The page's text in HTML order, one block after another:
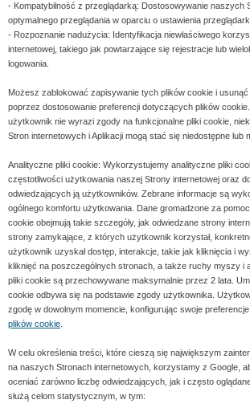
- Kompatybilność z przeglądarką: Dostosowywanie naszych
optymalnego przeglądania w oparciu o ustawienia
- Rozpoznanie nadużycia: Identyfikacja niewłaściwego
internetowej, takiego jak powtarzające się rejestracje lub
logowania.
Możesz zablokować zapisywanie tych plików cookie i usunąć
poprzez dostosowanie preferencji dotyczących plików
użytkownik nie wyrazi zgody na funkcjonalne pliki cookie,
Stron internetowych i Aplikacji mogą stać się niedostępne lub
Analityczne pliki cookie: Wykorzystujemy analityczne pliki
częstotliwości użytkowania naszej Strony internetowej oraz
odwiedzających ją użytkowników. Zebrane informacje są
ogólnego komfortu użytkowania. Dane gromadzone za
cookie obejmują takie szczegóły, jak odwiedzane strony
strony zamykające, z których użytkownik korzystał,
użytkownik uzyskał dostęp, interakcje, takie jak kliknięcia i
kliknięć na poszczególnych stronach, a także ruchy myszy i
pliki cookie są przechowywane maksymalnie przez 2 lata.
cookie odbywa się na podstawie zgody użytkownika.
zgodę w dowolnym momencie, konfigurując swoje
plików cookie
W celu określenia treści, które cieszą się największym
na naszych Stronach internetowych, korzystamy z Google,
oceniać zarówno liczbę odwiedzających, jak i często
służą celom statystycznym, w tym: